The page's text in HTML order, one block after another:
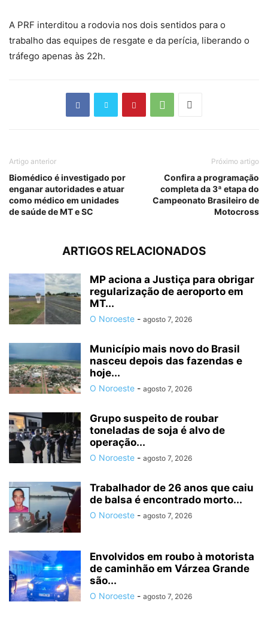
A PRF interditou a rodovia nos dois sentidos para o
trabalho das equipes de resgate e da perícia, liberando o
tráfego apenas às 22h.
Artigo anterior
Biomédico é investigado por
enganar autoridades e atuar
como médico em unidades
de saúde de MT e SC
Próximo artigo
Confira a programação
completa da 3ª etapa do
Campeonato Brasileiro de
Motocross
ARTIGOS RELACIONADOS
MP aciona a Justiça para obrigar
regularização de aeroporto em
MT...
O Noroeste - agosto 7, 2026
Município mais novo do Brasil
nasceu depois das fazendas e
hoje...
O Noroeste - agosto 7, 2026
Grupo suspeito de roubar
toneladas de soja é alvo de
operação...
O Noroeste - agosto 7, 2026
Trabalhador de 26 anos que caiu
de balsa é encontrado morto...
O Noroeste - agosto 7, 2026
Envolvidos em roubo à motorista
de caminhão em Várzea Grande
são...
O Noroeste - agosto 7, 2026